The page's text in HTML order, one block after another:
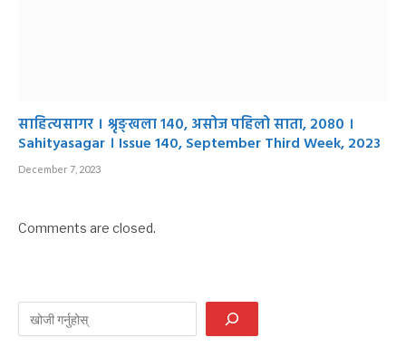
साहित्यसागर । श्रृङ्खला १४०, असोज पहिलो साता, २०८० ।
Sahityasagar । Issue 140, September Third Week, 2023
December 7, 2023
Comments are closed.